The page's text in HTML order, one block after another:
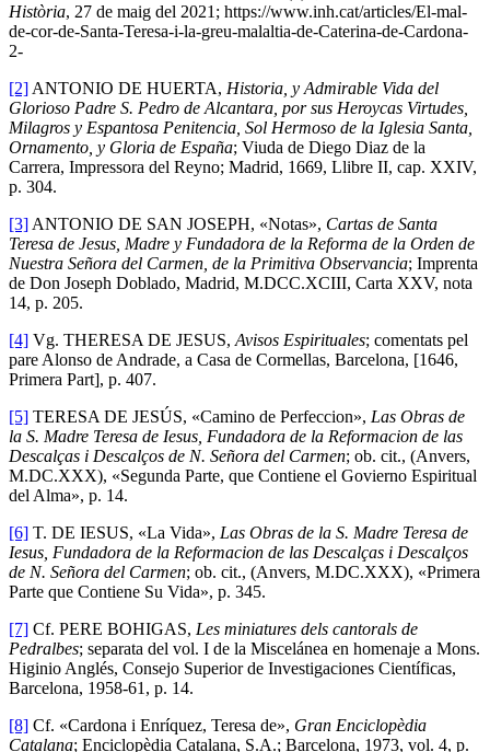
Història, 27 de maig del 2021; https://www.inh.cat/articles/El-mal-
de-cor-de-Santa-Teresa-i-la-greu-malaltia-de-Caterina-de-Cardona-
2-
[2] ANTONIO DE HUERTA, Historia, y Admirable Vida del
Glorioso Padre S. Pedro de Alcantara, por sus Heroycas Virtudes,
Milagros y Espantosa Penitencia, Sol Hermoso de la Iglesia Santa,
Ornamento, y Gloria de España; Viuda de Diego Diaz de la
Carrera, Impressora del Reyno; Madrid, 1669, Llibre II, cap. XXIV,
p. 304.
[3] ANTONIO DE SAN JOSEPH, «Notas», Cartas de Santa
Teresa de Jesus, Madre y Fundadora de la Reforma de la Orden de
Nuestra Señora del Carmen, de la Primitiva Observancia; Imprenta
de Don Joseph Doblado, Madrid, M.DCC.XCIII, Carta XXV, nota
14, p. 205.
[4] Vg. THERESA DE JESUS, Avisos Espirituales; comentats pel
pare Alonso de Andrade, a Casa de Cormellas, Barcelona, [1646,
Primera Part], p. 407.
[5] TERESA DE JESÚS, «Camino de Perfeccion», Las Obras de
la S. Madre Teresa de Iesus, Fundadora de la Reformacion de las
Descalças i Descalços de N. Señora del Carmen; ob. cit., (Anvers,
M.DC.XXX), «Segunda Parte, que Contiene el Govierno Espiritual
del Alma», p. 14.
[6] T. DE IESUS, «La Vida», Las Obras de la S. Madre Teresa de
Iesus, Fundadora de la Reformacion de las Descalças i Descalços
de N. Señora del Carmen; ob. cit., (Anvers, M.DC.XXX), «Primera
Parte que Contiene Su Vida», p. 345.
[7] Cf. PERE BOHIGAS, Les miniatures dels cantorals de
Pedralbes; separata del vol. I de la Miscelánea en homenaje a Mons.
Higinio Anglés, Consejo Superior de Investigaciones Científicas,
Barcelona, 1958-61, p. 14.
[8] Cf. «Cardona i Enríquez, Teresa de», Gran Enciclopèdia
Catalana; Enciclopèdia Catalana, S.A.; Barcelona, 1973, vol. 4, p.